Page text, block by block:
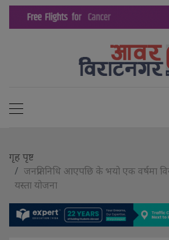
गृह पृष्ट
जनप्रतिनिधि आएपछि के भयो एक वर्षमा
यस्ता योजना